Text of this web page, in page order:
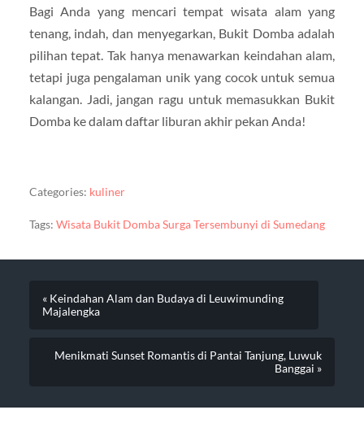
Bagi Anda yang mencari tempat wisata alam yang
tenang, indah, dan menyegarkan, Bukit Domba adalah
pilihan tepat. Tak hanya menawarkan keindahan alam,
tetapi juga pengalaman unik yang cocok untuk semua
kalangan. Jadi, jangan ragu untuk memasukkan Bukit
Domba ke dalam daftar liburan akhir pekan Anda!
Categories: kuliner
Tags: Wisata Bukit Domba Surga Tersembunyi di Sumedang
« Keindahan Alam dan Budaya di Leuwimunding
Majalengka
Menikmati Sunset Romantis di Pantai Tanjung, Luwuk
Banggai »